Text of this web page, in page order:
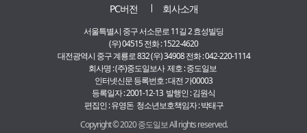
PC버전 회사소개
서울특별시 중구 서소문로 11길 2 효성빌딩
(우) 04515 전화 : 1522-4620
대전광역시 중구 계룡로 832 (우) 34908 전화 : 042-220-1114
회사명 : (주)중도일보사 제호 : 중도일보
인터넷신문 등록번호 : 대전 가00003
등록일자 : 2001-12-13 발행인 : 김원식
편집인 : 유영돈 청소년보호책임자 : 박태구
Copyright © 2020 중도일보 All rights reserved.